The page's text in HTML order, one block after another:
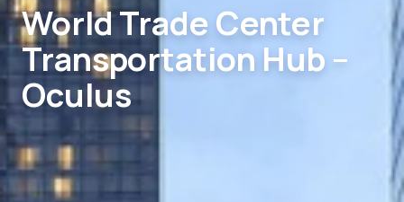
World Trade Center
Transportation Hub –
Oculus